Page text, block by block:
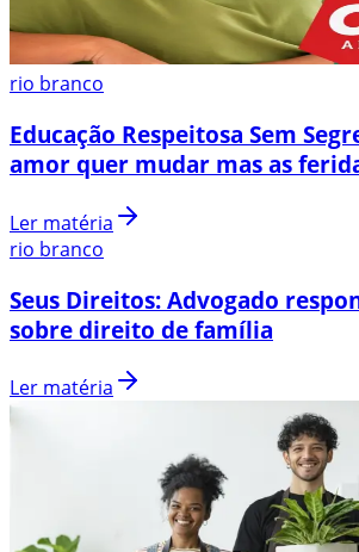
rio branco
Educação Respeitosa Sem
amor quer mudar mas as
Ler matéria
rio branco
Seus Direitos: Advogado
sobre direito de família
Ler matéria